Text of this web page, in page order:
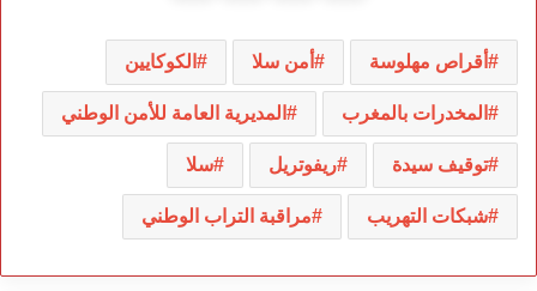
أقراص مهلوسة أمن سلا الكوكايين
المخدرات بالمغرب المديرية العامة للأمن الوطني
توقيف سيدة ريفوتريل سلا
شبكات التهريب مراقبة التراب الوطني